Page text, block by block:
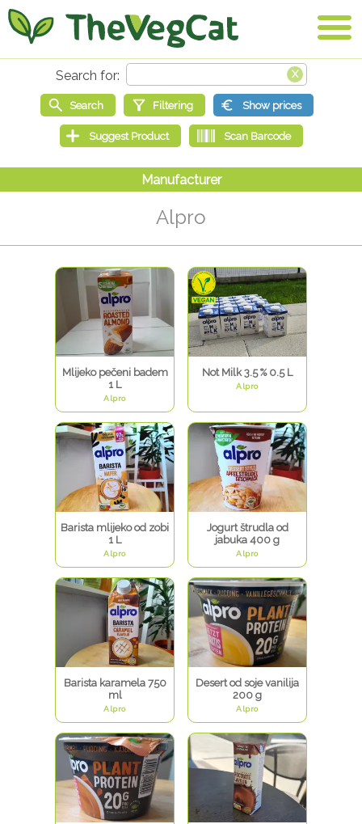
Alpro
Mlijeko pečeni badem
1 L
Alpro
Not Milk 3.5 % 0.5 L
Alpro
Barista mlijeko od zobi
1 L
Alpro
Jogurt štrudla od
jabuka 400 g
Alpro
Barista karamela 750
ml
Alpro
Desert od soje vanilija
200 g
Alpro